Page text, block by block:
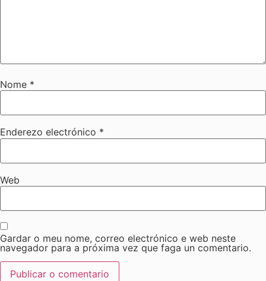
Nome *
Enderezo electrónico *
Web
Gardar o meu nome, correo electrónico e web neste
navegador para a próxima vez que faga un comentario.